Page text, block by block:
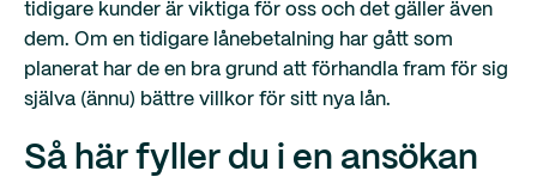
tidigare kunder är viktiga för oss och det gäller även
dem. Om en tidigare lånebetalning har gått som
planerat har de en bra grund att förhandla fram för sig
själva (ännu) bättre villkor för sitt nya lån.
Så här fyller du i en ansökan